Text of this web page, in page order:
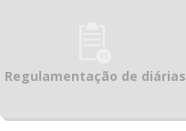
Regulamentação de diárias